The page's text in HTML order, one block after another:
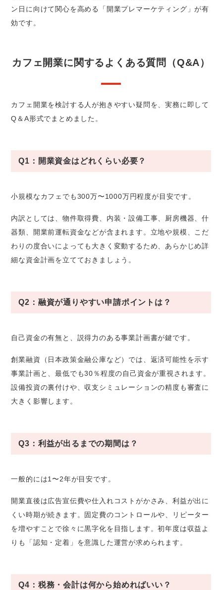
ン日に向けて関心を高める「開業プレマーケティング」が有
効です。
カフェ開業に関するよくある質問（Q&A）
カフェ開業を検討する人が抱きやすい疑問を、実務に即して
Q＆A形式でまとめました。
Q1：開業資金はどれくらい必要？
小規模なカフェでも300万〜1000万円程度が目安です。
内訳としては、物件取得費、内装・設備工事、厨房機器、什
器類、開業前運転資金などが含まれます。立地や規模、こだ
わりの度合いによっても大きく変動するため、あらかじめ詳
細な資金計画を立てておきましょう。
Q2：融資が通りやすい申請ポイントは？
自己資金の有無と、説得力のある事業計画書が鍵です。
創業融資（日本政策金融公庫など）では、返済可能性を示す
事業計画と、最低でも30％程度の自己資金が重視されます。
設備投資の裏付けや、収支シミュレーションの精度も審査に
大きく影響します。
Q3：利益が出るまでの期間は？
一般的には1〜2年が目安です。
開業直後は広告宣伝費や仕入れコストがかさみ、利益が出に
くい時期が続きます。固定費のコントロールや、リピーター
を増やすことで徐々に黒字化を目指します。初年度は収益よ
りも「認知・定着」を意識した運営が求められます。
Q4：税務・会計は何から始めればいい？